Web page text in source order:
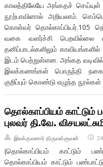
காலத்திலேயே அங்கதச்
நூற்பாவினால் அறியலாம்.
கொள்வர் தொல்காப்பியர்.105
வகை வளர்ச்சி பெறவில்லை
தனிப்பாடல்களிலும்
இடம் பெற்றுள்ளன. அங்கத
இலக்கணங்கள் பொருந்தி
குறிப்பும் கொண்டு எழுந்த
தொல்காப்பியம் காட்டும்
புலவர் தி.வே.
இலக்குவனார் திருவள்ளுவன்
(தொல்காப்பியம் காட்டும்
தொல்காப்பியம் காட்டும்